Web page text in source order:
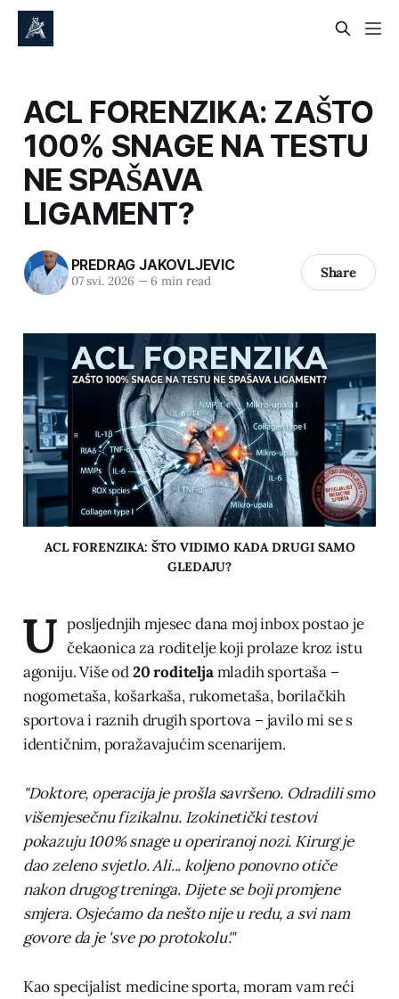
ACL FORENZIKA: ZAŠTO
100% SNAGE NA TESTU
NE SPAŠAVA
LIGAMENT?
PREDRAG JAKOVLJEVIC
07 svi. 2026 —6 min read Share
ACL FORENZIKA: ŠTO VIDIMO KADA DRUGI SAMO
GLEDAJU?
U posljednjih mjesec dana moj inbox postao je
čekaonica za roditelje koji prolaze kroz istu
agoniju. Više od20 roditeljamladih sportaša –
nogometaša, košarkaša, rukometaša, borilačkih
sportova i raznih drugih sportova – javilo mi se s
identičnim, poražavajućim scenarijem.
"Doktore, operacija je prošla savršeno. Odradili smo
višemjesečnu fizikalnu. Izokinetički testovi
pokazuju 100% snage u operiranoj nozi. Kirurg je
dao zeleno svjetlo. Ali... koljeno ponovno otiče
nakon drugog treninga. Dijete se boji promjene
smjera. Osjećamo da nešto nije u redu, a svi nam
govore da je 'sve po protokolu'."
Kao specijalist medicine sporta, moram vam reći